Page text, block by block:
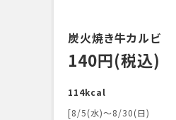
炭火焼き牛カルビ
140円(税込)
114kcal
[8/5(水)～8/30(日)